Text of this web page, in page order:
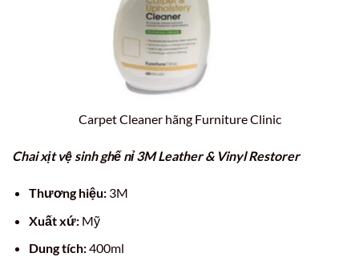
Carpet Cleaner hãng Furniture Clinic
Chai xịt vệ sinh ghế nỉ 3M Leather & Vinyl Restorer
Thương hiệu:3M
Xuất xứ:Mỹ
Dung tích:400ml